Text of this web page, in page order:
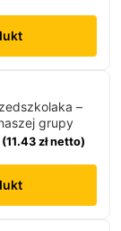
–
grupy
(11.43 złnetto)